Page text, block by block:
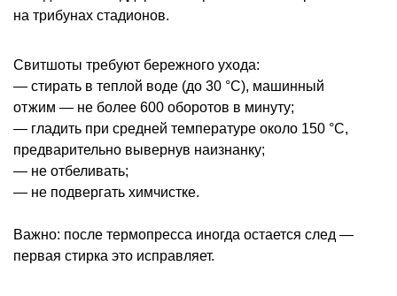
на трибунах стадионов.
Свитшоты требуют бережного ухода:
— стирать в теплой воде (до 30 °С), машинный
отжим — не более 600 оборотов в минуту;
— гладить при средней температуре около 150 °С,
предварительно вывернув наизнанку;
— не отбеливать;
— не подвергать химчистке.
Важно: после термопресса иногда остается след —
первая стирка это исправляет.